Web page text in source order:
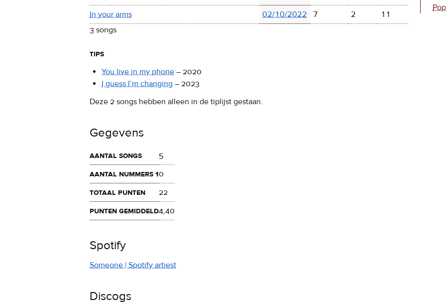
In your arms
02/10/2022 7 2
11
3 songs
tips
You live in my phone – 2020
I guess I’m changing – 2023
Deze 2 songs hebben alleen in de tiplijst gestaan.
Gegevens
aantal songs
5
aantal nummers 10
totaal punten
22
punten gemiddeld4,40
Spotify
Someone | Spotify artiest
Discogs